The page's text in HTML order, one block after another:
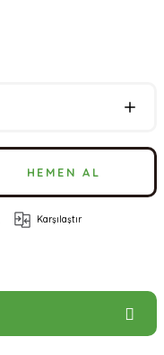
HEMEN AL
Karşılaştır